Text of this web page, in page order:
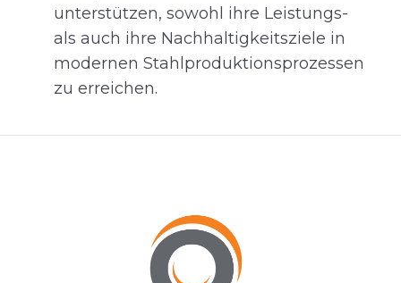
unterstützen, sowohl ihre Leistungs-
als auch ihre Nachhaltigkeitsziele in
modernen Stahlproduktionsprozessen
zu erreichen.